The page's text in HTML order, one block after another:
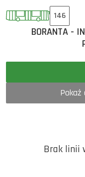
146
BORANTA -
Brak linii